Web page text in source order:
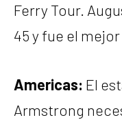
Ferry Tour.
45 y fue el
Americas: El
Armstrong